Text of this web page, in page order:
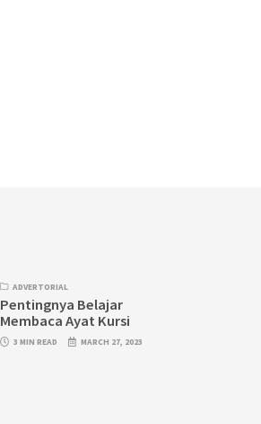
ADVERTORIAL
Pentingnya Belajar
Membaca Ayat Kursi
3 MIN READ MARCH 27, 2023